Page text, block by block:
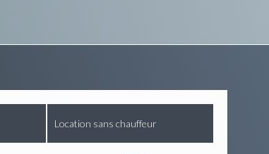
Location sans chauffeur